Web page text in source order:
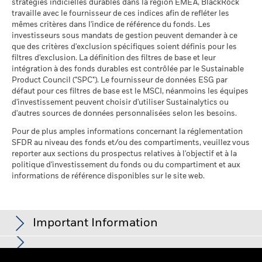
à l’adressehttp://www.ombudsfin.be.
au 17/juil./2026
Pointage de qualité ESG
MSCI - centile par rapport aux
au 17/juil./2026
Fonds dans le groupe de
pairs
au 17/juil./2026
1 400
% de couverture MSCI
Intensity
au 17/juil./2026
96,26
Toutes les données proviennent des Notations de fonds ESG
MSCI au 17/juil./2026 basées sur les positions détenues au
MSCI.
Pour être inclus dans les Notations de fonds MSCI ESG, 65 %
du poids brut du fonds (ou 50 % dans le cas de fonds
fonds à l'égard desquels
des données ne sont pas
disponibles
au 30/juin/2026
L'exposition de BlackRock aux secteurs d'activité, telle qu'elle
est indiquée ci-dessus, pour le charbon thermique et les
sables bitumineux, est calculée et déclarée pour les
entreprises qui tirent plus de 5 % de leurs revenus du
charbon thermique ou des sables bitumineux, tel que défini
par MSCI ESG Research. L’exposition aux entreprises qui
génèrent des revenus à partir du charbon thermique ou des
sables bitumineux (à un seuil de revenus de 0 %), telle que
définie par MSCI ESG Research, se répartit comme suit :
0,00% pour le charbon thermique et 0,00% pour les sables
bitumineux.
Research qui fournit un profil de la participation de chaque
société aux différents secteurs d'activité. BlackRock s’appuie
sur ces données pour fournir une vue d’ensemble des avoirs,
stratégies indicielles durables dans la région EMEA, BlackRock
travaille avec le fournisseur de ces indices afin de refléter les
mêmes critères dans l'indice de référence du fonds. Les
investisseurs sous mandats de gestion peuvent demander à ce
que des critères d'exclusion spécifiques soient définis pour les
filtres d'exclusion. La définition des filtres de base et leur
intégration à des fonds durables est contrôlée par le Sustainable
Product Council ("SPC"). Le fournisseur de données ESG par
défaut pour ces filtres de base est le MSCI, néanmoins les équipes
d'investissement peuvent choisir d'utiliser Sustainalytics ou
d'autres sources de données personnalisées selon les besoins.
Pour de plus amples informations concernant la réglementation
SFDR au niveau des fonds et/ou des compartiments, veuillez vous
reporter aux sections du prospectus relatives à l'objectif et à la
politique d'investissement du fonds ou du compartiment et aux
informations de référence disponibles sur le site web.
Important Information